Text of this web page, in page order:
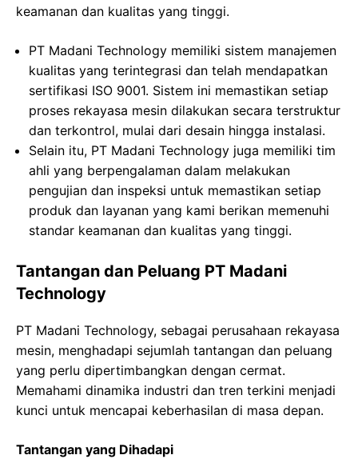
keamanan dan kualitas yang tinggi.
PT Madani Technology memiliki sistem manajemen
kualitas yang terintegrasi dan telah mendapatkan
sertifikasi ISO 9001. Sistem ini memastikan setiap
proses rekayasa mesin dilakukan secara terstruktur
dan terkontrol, mulai dari desain hingga instalasi.
Selain itu, PT Madani Technology juga memiliki tim
ahli yang berpengalaman dalam melakukan
pengujian dan inspeksi untuk memastikan setiap
produk dan layanan yang kami berikan memenuhi
standar keamanan dan kualitas yang tinggi.
Tantangan dan Peluang PT Madani
Technology
PT Madani Technology, sebagai perusahaan rekayasa
mesin, menghadapi sejumlah tantangan dan peluang
yang perlu dipertimbangkan dengan cermat.
Memahami dinamika industri dan tren terkini menjadi
kunci untuk mencapai keberhasilan di masa depan.
Tantangan yang Dihadapi